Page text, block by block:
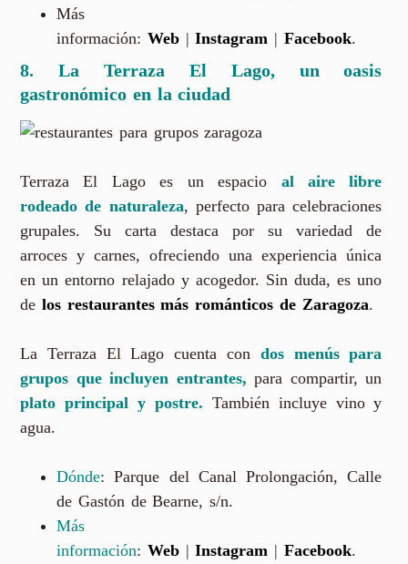
Más
información: Web|Instagram |Facebook.
8. La Terraza El Lago, un oasis
gastronómico en la ciudad
Terraza El Lago es un espacio al aire libre
rodeado de naturaleza, perfecto para celebraciones
grupales. Su carta destaca por su variedad de
arroces y carnes, ofreciendo una experiencia única
en un entorno relajado y acogedor. Sin duda, es uno
de los restaurantes más románticos de Zaragoza.
La Terraza El Lago cuenta con dos menús para
grupos que incluyen entrantes,para compartir, un
plato principal y postre. También incluye vino y
agua.
Dónde: Parque del Canal Prolongación, Calle
de Gastón de Bearne, s/n.
Más
información: Web|Instagram |Facebook.